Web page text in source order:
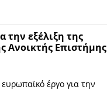
την εξέλιξη της
Ανοικτής Επιστήμης
έργο για την